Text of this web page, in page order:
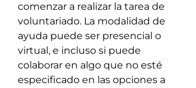
comenzar a realizar la tarea de
voluntariado. La modalidad de
ayuda puede ser presencial o
virtual, e incluso si puede
colaborar en algo que no esté
especificado en las opciones a